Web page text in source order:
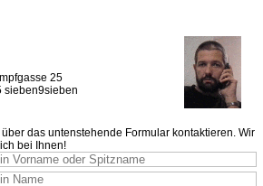
25
sieben9sieben
das untenstehende Formular kontaktieren. Wir
bei Ihnen!